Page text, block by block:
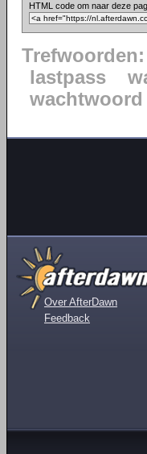
HTML code om naar deze
Trefwoorden:
lastpass
wachtwoord
Over AfterDawn
Feedback